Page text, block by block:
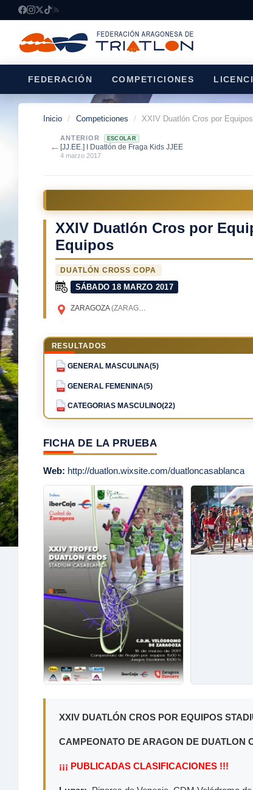
FEDERACIÓN COMPETICIONES
Inicio / Competiciones / XXIV Duatlón Cros por
←
ANTERIOR ESCOLAR
[JJ.EE.] I Duatlón de Fraga Kids JJEE
4 marzo 2017
XXIV Duatlón Cros por
Equipos
DUATLÓN CROSS COPA
SÁBADO 18 MARZO 2017
ZARAGOZA(ZARAGOZA)
RESULTADOS
PDF GENERAL MASCULINA(5)
PDF GENERAL FEMENINA(5)
PDF CATEGORIAS MASCULINO(22)
FICHA DE LA PRUEBA
Web: http://duatlon.wixsite.com/duatloncasablanca
XXIV DUATLÓN CROS POR EQUIPOS
CAMPEONATO DE ARAGON DE DUATLON
¡¡¡ PUBLICADAS CLASIFICACIONES !!!